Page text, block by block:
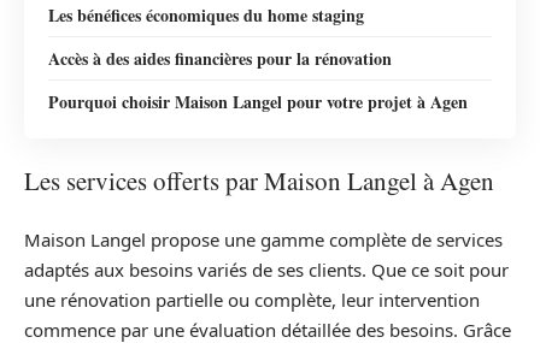
Les bénéfices économiques du home staging
Accès à des aides financières pour la rénovation
Pourquoi choisir Maison Langel pour votre projet à Agen
Les services offerts par Maison Langel à Agen
Maison Langel propose une gamme complète de services
adaptés aux besoins variés de ses clients. Que ce soit pour
une rénovation partielle ou complète, leur intervention
commence par une évaluation détaillée des besoins. Grâce